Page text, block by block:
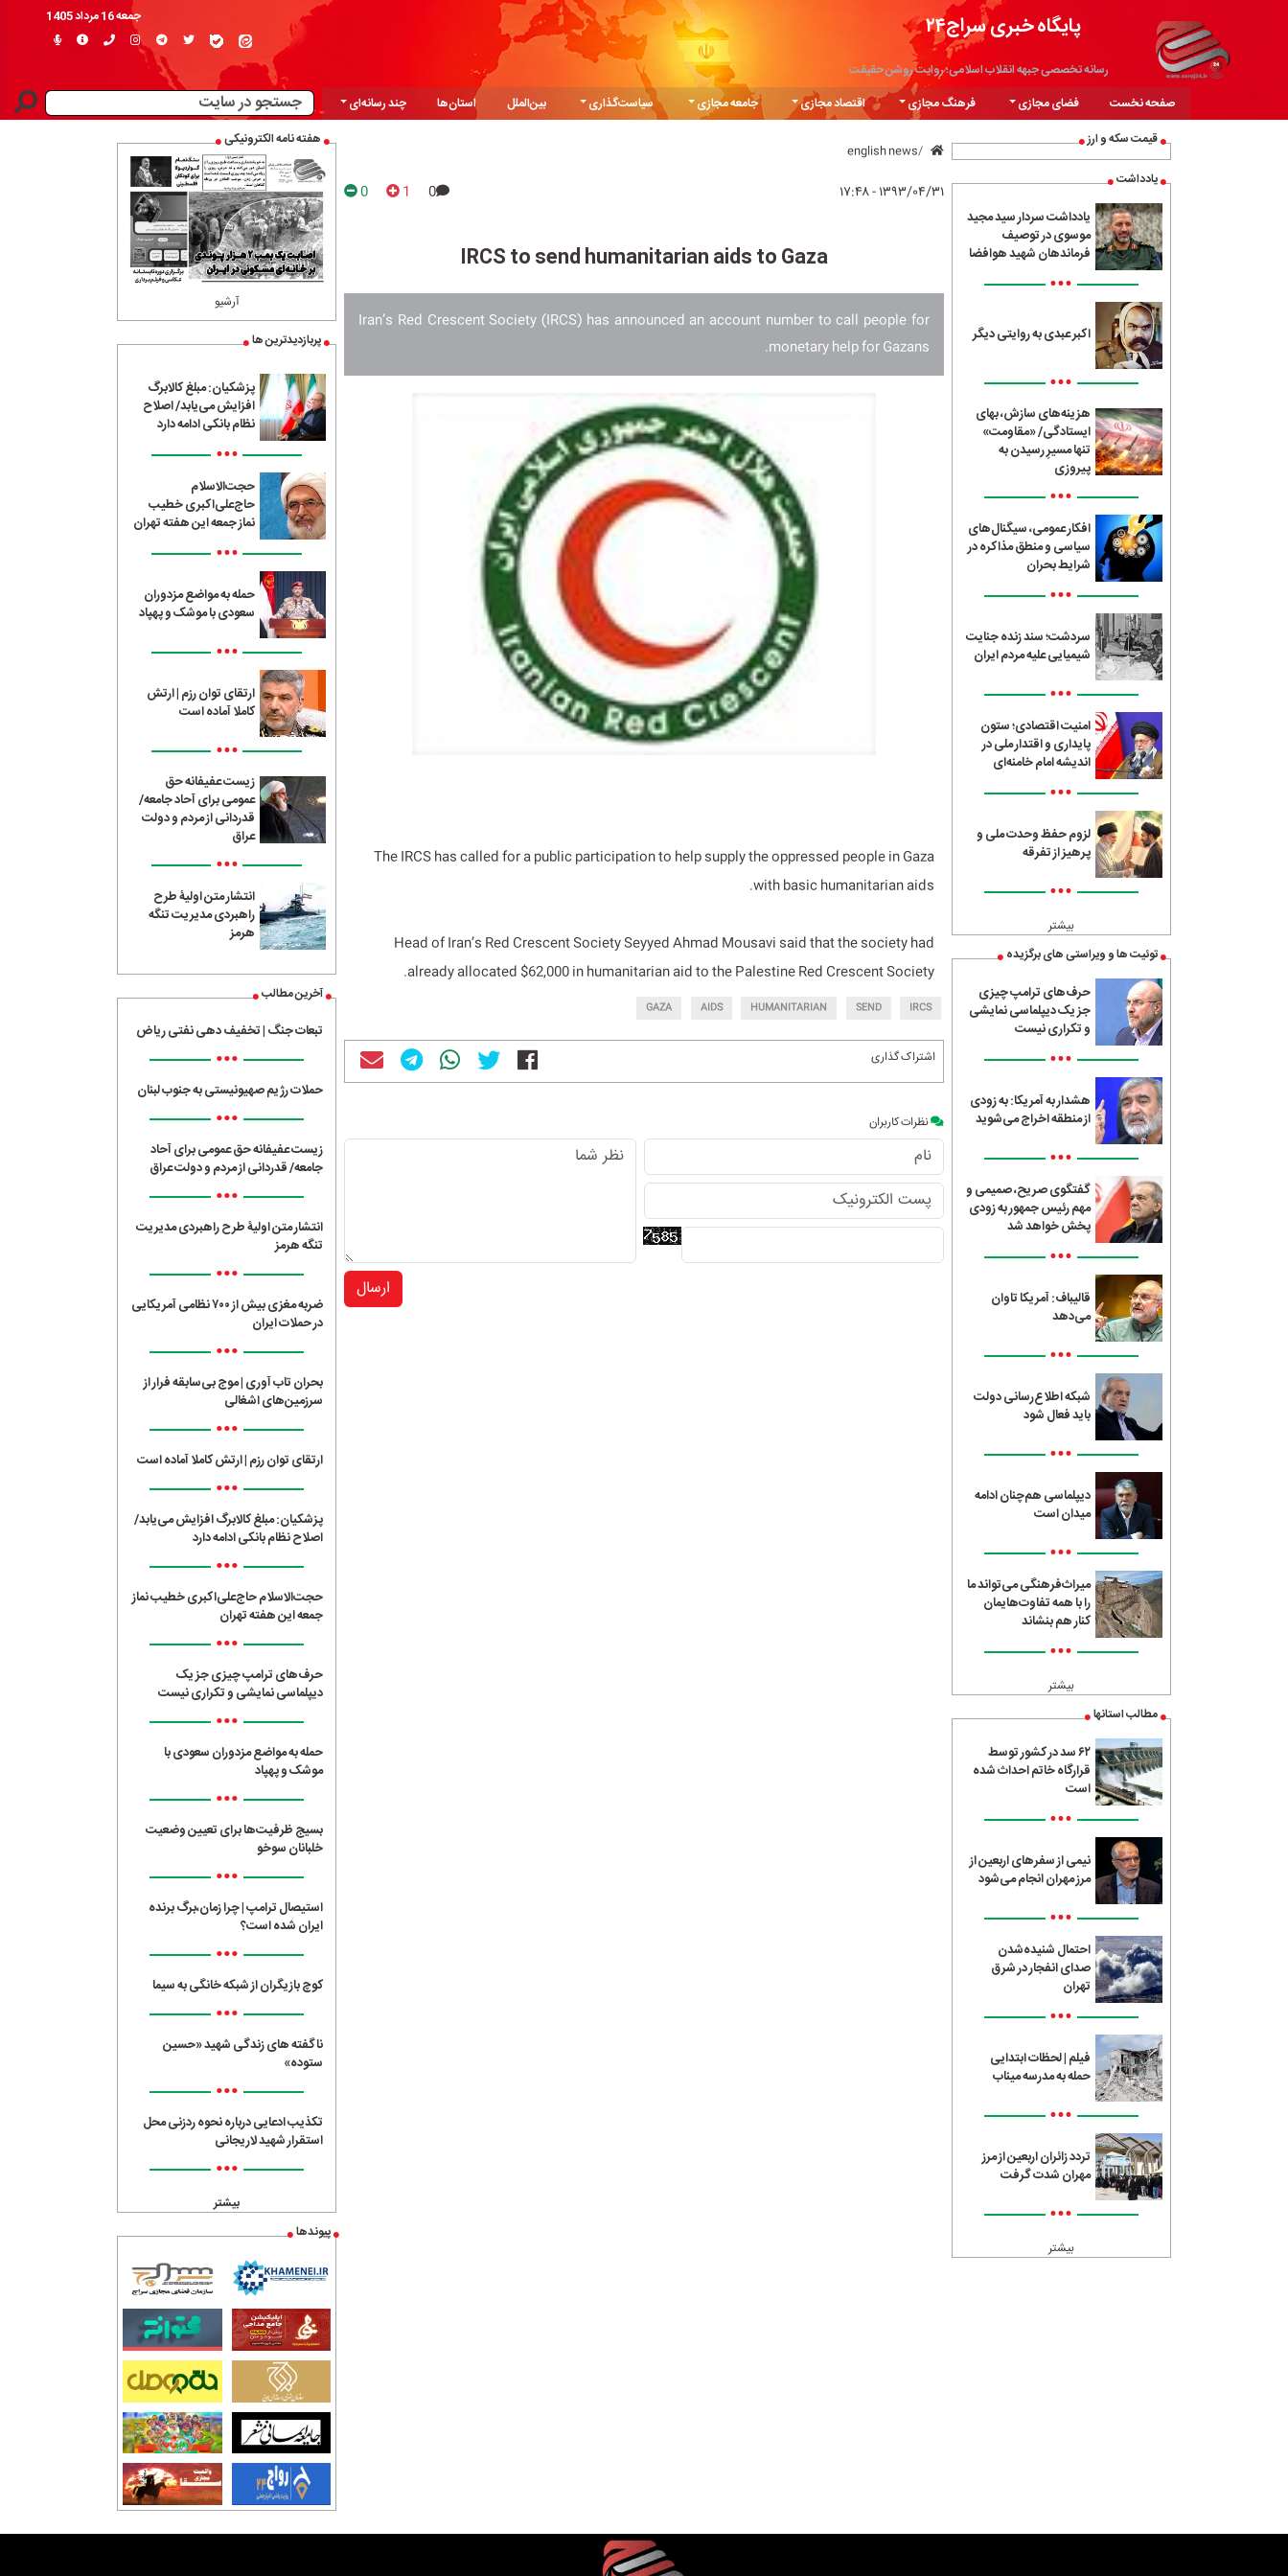
پایگاه خبری سراج۲۴
رسانه تخصصی جبهه انقلاب اسلامی؛ روایت روشن حقیقت
جمعه 16 مرداد 1405
صفحه نخست فضای مجازی فرهنگ مجازی اقتصاد مجازی جامعه مجازی سیاست‌گذاری بین‌الملل استان‌ها
چند رسانه‌ای
قیمت سکه و ارز
یادداشت
یادداشت سردار سید مجید
موسوی در توصیف
فرماندهان شهید هوافضا
•••
اکبر عبدی به روایتی دیگر
•••
هزینه‌های سازش، بهای
ایستادگی/ «مقاومت»
تنها مسیرِ رسیدن به
پیروزی
•••
افکار عمومی، سیگنال‌های
سیاسی و منطق مذاکره در
شرایط بحران
•••
سردشت؛ سند زنده جنایت
شیمیایی علیه مردم ایران
•••
امنیت اقتصادی؛ ستون
پایداری و اقتدار ملی در
اندیشه امام خامنه‌ای
•••
لزوم حفظ وحدت ملی و
پرهیز از تفرقه
•••
بیشتر
توئیت ها و ویراستی های برگزیده
حرف‌های ترامپ چیزی
جز یک دیپلماسی نمایشی
و تکراری نیست
•••
هشدار به آمریکا: به زودی
از منطقه اخراج می‌شوید
•••
گفتگوی صریح، صمیمی و
مهم رئیس جمهور به زودی
پخش خواهد شد
•••
قالیباف: آمریکا تاوان
می‌دهد
•••
شبکه اطلاع‌رسانی دولت
باید فعال شود
•••
دیپلماسی هم‌چنان ادامه
میدان است
•••
میراث‌فرهنگی می‌تواند ما
را با همه تفاوت‌هایمان
کنار هم بنشاند
•••
بیشتر
مطالب استانها
۶۲ سد در کشور توسط
قرارگاه خاتم احداث شده
است
•••
نیمی از سفرهای اربعین از
مرز مهران انجام می‌شود
•••
احتمال شنیده‌شدن
صدای انفجار در شرق
تهران
•••
فیلم | لحظات ابتدایی
حمله به مدرسه میناب
•••
تردد زائران اربعین از مرز
مهران شدت گرفت
•••
بیشتر
english news
۱۳۹۳/۰۴/۳۱ - ۱۷:۴۸ 0
1
0
IRCS to send humanitarian aids to Gaza
Iran’s Red Crescent Society (IRCS) has announced an account number to call people for
monetary help for Gazans.
The IRCS has called for a public participation to help supply the oppressed people in Gaza
with basic humanitarian aids.
Head of Iran’s Red Crescent Society Seyyed Ahmad Mousavi said that the society had
already allocated $62,000 in humanitarian aid to the Palestine Red Crescent Society.
IRCS
SEND
HUMANITARIAN
AIDS
GAZA
اشتراک گذاری
نظرات کاربران
ارسال
هفته نامه الکترونیکی
آرشیو
پربازدیدترین ها
پزشکیان: مبلغ کالابرگ
افزایش می‌یابد/ اصلاح
نظام بانکی ادامه دارد
•••
حجت‌الاسلام
حاج‌علی‌اکبری خطیب
نماز جمعه این هفته تهران
•••
حمله به مواضع مزدوران
سعودی با موشک و پهپاد
•••
ارتقای توان رزم | ارتش
کاملا آماده است
•••
زیست عفیفانه حق
عمومی برای آحاد جامعه/
قدردانی از مردم و دولت
عراق
•••
انتشار متن اولیۀ طرح
راهبردی مدیریت تنگه
هرمز
آخرین مطالب
تبعات جنگ | تخفیف دهی نفتی ریاض
•••
حملات رژیم صهیونیستی به جنوب لبنان
•••
زیست عفیفانه حق عمومی برای آحاد
جامعه/ قدردانی از مردم و دولت عراق
•••
انتشار متن اولیۀ طرح راهبردی مدیریت
تنگه هرمز
•••
ضربه مغزی بیش از ۷۰۰ نظامی آمریکایی
در حملات ایران
•••
بحران تاب آوری | موج بی‌سابقه فرار از
سرزمین‌های اشغالی
•••
ارتقای توان رزم | ارتش کاملا آماده است
•••
پزشکیان: مبلغ کالابرگ افزایش می‌یابد/
اصلاح نظام بانکی ادامه دارد
•••
حجت‌الاسلام حاج‌علی‌اکبری خطیب نماز
جمعه این هفته تهران
•••
حرف‌های ترامپ چیزی جز یک
دیپلماسی نمایشی و تکراری نیست
•••
حمله به مواضع مزدوران سعودی با
موشک و پهپاد
•••
بسیج ظرفیت‌ها برای تعیین وضعیت
خلبانان سوخو
•••
استیصال ترامپ | چرا زمان،برگ برنده
ایران شده است؟
•••
کوچ بازیگران از شبکه خانگی به سیما
•••
ناگفته های زندگی شهید «حسین
ستوده»
•••
تکذیب ادعایی درباره نحوه ردزنی محل
استقرار شهید لاریجانی
•••
بیشتر
پیوندها